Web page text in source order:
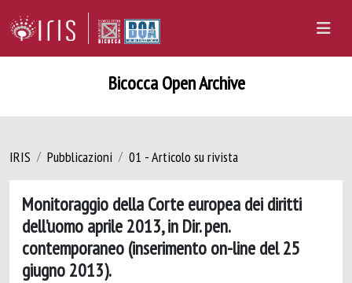
Bicocca Open Archive
IRIS Pubblicazioni 01 - Articolo su rivista
Monitoraggio della Corte europea dei diritti
dell’uomo aprile 2013, in Dir. pen.
contemporaneo (inserimento on-line del 25
giugno 2013).